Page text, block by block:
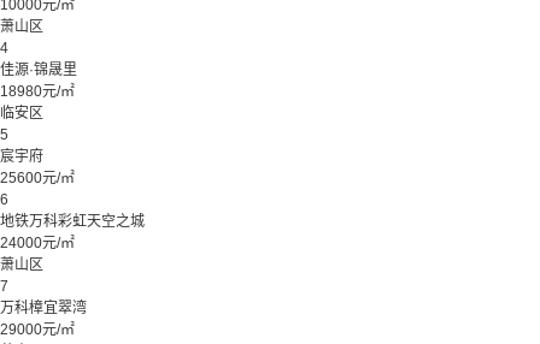
10000元/㎡
萧山区
4
佳源·锦晟里
18980元/㎡
临安区
5
宸宇府
25600元/㎡
6
地铁万科彩虹天空之城
24000元/㎡
萧山区
7
万科樟宜翠湾
29000元/㎡